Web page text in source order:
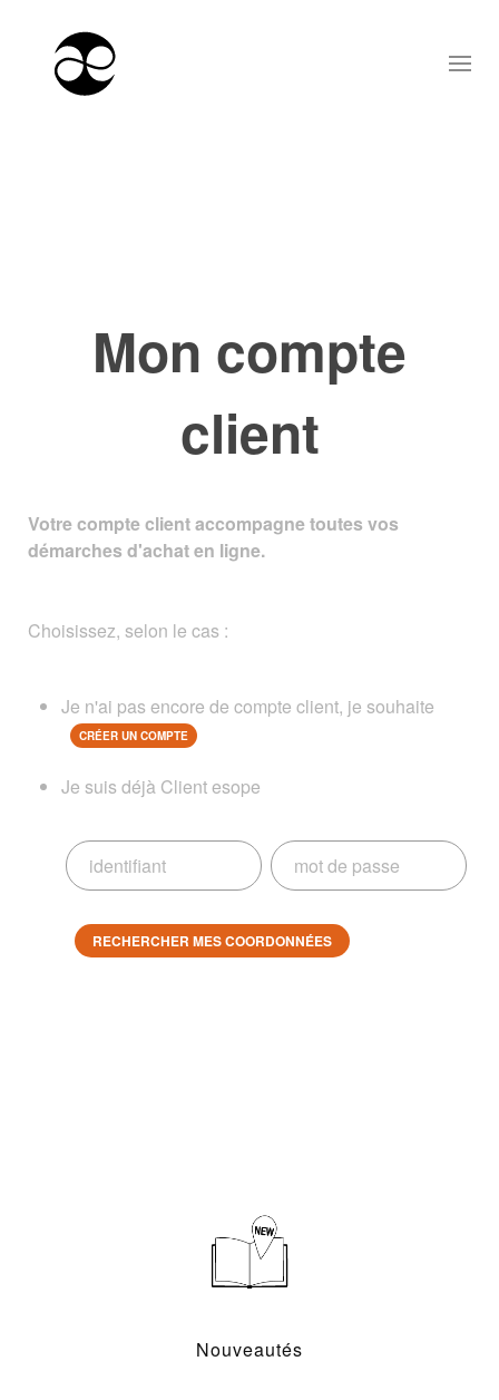
Mon compte
client
Votre compte client accompagne toutes vos
démarches d'achat en ligne.
Choisissez, selon le cas :
Je n'ai pas encore de compte client, je souhaite
CRÉER UN COMPTE
Je suis déjà Client esope
RECHERCHER MES COORDONNÉES
Nouveautés